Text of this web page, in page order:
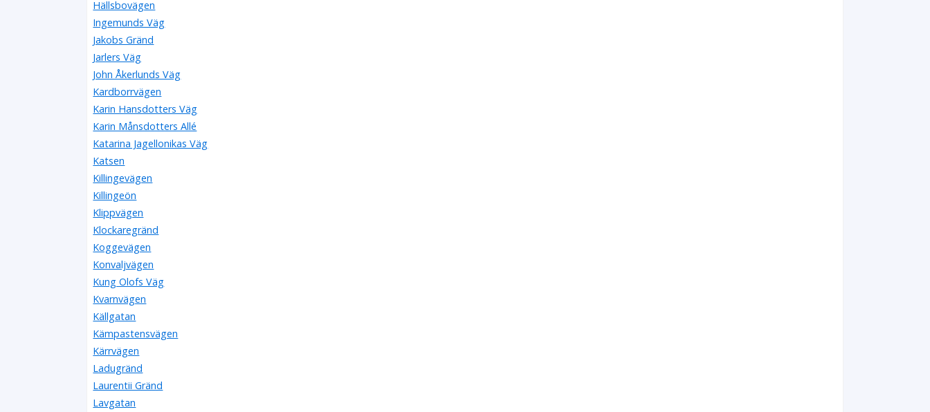
Hällsbovägen
Ingemunds Väg
Jakobs Gränd
Jarlers Väg
John Åkerlunds Väg
Kardborrvägen
Karin Hansdotters Väg
Karin Månsdotters Allé
Katarina Jagellonikas Väg
Katsen
Killingevägen
Killingeön
Klippvägen
Klockaregränd
Koggevägen
Konvaljvägen
Kung Olofs Väg
Kvarnvägen
Källgatan
Kämpastensvägen
Kärrvägen
Ladugränd
Laurentii Gränd
Lavgatan